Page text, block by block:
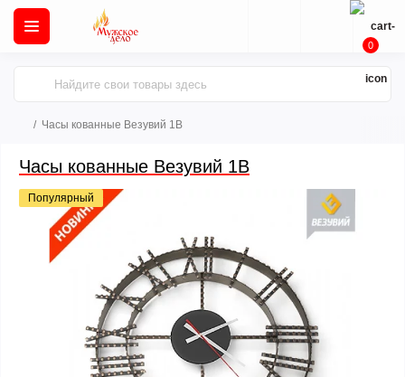
0
Часы кованные Везувий 1В
Часы кованные Везувий 1В
Популярный